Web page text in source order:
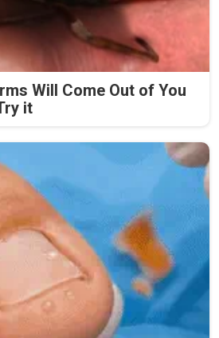
Will Come Out of You
it